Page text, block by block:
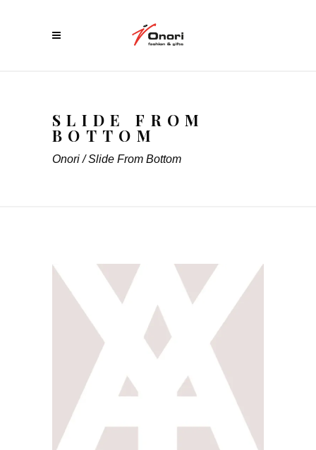
SLIDE FROM
BOTTOM
Onori/Slide From Bottom
SHAPE